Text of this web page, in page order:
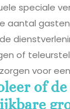
speciale
aantal
of
voor
of